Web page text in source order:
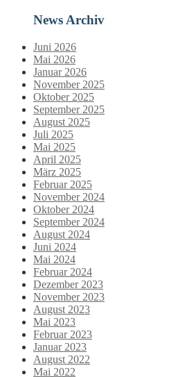
News Archiv
Juni 2026
Mai 2026
Januar 2026
November 2025
Oktober 2025
September 2025
August 2025
Juli 2025
Mai 2025
April 2025
März 2025
Februar 2025
November 2024
Oktober 2024
September 2024
August 2024
Juni 2024
Mai 2024
Februar 2024
Dezember 2023
November 2023
August 2023
Mai 2023
Februar 2023
Januar 2023
August 2022
Mai 2022